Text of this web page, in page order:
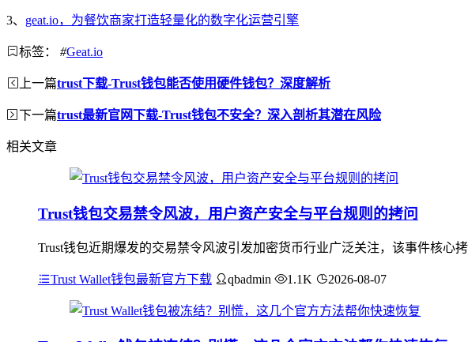
3、 geat.io，为餐饮商家打造轻量化的数字化运营引擎
标签： #Geat.io
上一篇trust下载-Trust钱包能否使用硬件钱包？深度解析
下一篇trust最新官网下载-Trust钱包不安全？深入剖析其潜在风险
相关文章
Trust钱包交易禁令风波，用户资产安全与平台规则的拷问
Trust钱包近期爆发的交易禁令风波引发加密货币行业广泛关注，该事件核
Trust Wallet钱包最新官方下载 qbadmin 1.1K 2026-08-07